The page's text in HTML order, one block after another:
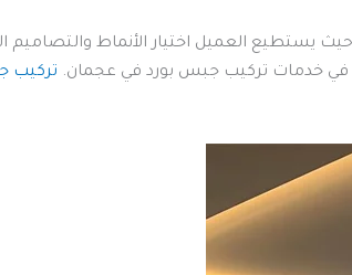
يستطيع العميل اختيار الأنماط والتصاميم
في خدمات تركيب جبس بورد في عجمان. تركيب